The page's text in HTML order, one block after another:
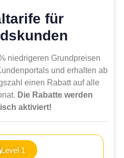
für
niedrigeren Grundpreisen
und erhalten ab
einen Rabatt auf alle
Die Rabatte werden
aktiviert!
Level 1